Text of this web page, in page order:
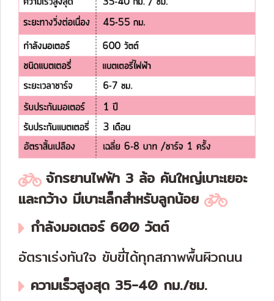
จักรยานไฟฟ้า 3 ล้อ คันใหญ่เบาะเยอะ
และกว้าง มีเบาะเล็กสำหรับลูกน้อย
กำลังมอเตอร์ 600 วัตต์
อัตราเร่งทันใจ ขับขี่ได้ทุกสภาพพื้นผิวถนน
ความเร็วสูงสุด 35-40 กม./ชม.